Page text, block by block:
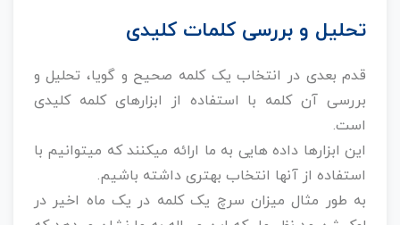
تحلیل و بررسی کلمات کلیدی
قدم بعدی در انتخاب یک کلمه صحیح و گویا، تحلیل و
بررسی آن کلمه با استفاده از ابزارهای کلمه کلیدی
است.
این ابزارها داده هایی به ما ارائه میکنند که میتوانیم با
استفاده از آنها انتخاب بهتری داشته باشیم.
به طور مثال میزان سرچ یک کلمه در یک ماه اخیر در